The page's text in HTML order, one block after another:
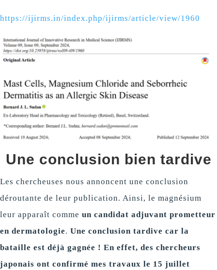
https://ijirms.in/index.php/ijirms/article/view/1960
Une conclusion bien tardive
Les chercheuses nous annoncent une conclusion
déroutante de leur publication. Ainsi, le magnésium
leur apparaît comme un candidat adjuvant prometteur
en dermatologie. Une conclusion tardive car la
bataille est déjà gagnée ! En effet, des chercheurs
japonais ont confirmé mes travaux le 15 juillet